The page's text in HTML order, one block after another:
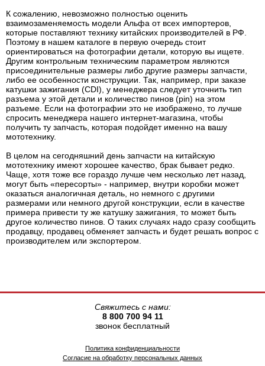
К сожалению, невозможно полностью оценить
взаимозаменяемость модели Альфа от всех импортеров,
которые поставляют технику китайских производителей в РФ.
Поэтому в нашем каталоге в первую очередь стоит
ориентироваться на фотографии детали, которую вы ищете.
Другим контрольным техническим параметром являются
присоединительные размеры либо другие размеры запчасти,
либо ее особенности конструкции. Так, например, при заказе
катушки зажигания (CDI), у менеджера следует уточнить тип
разъема у этой детали и количество пинов (pin) на этом
разъеме. Если на фотографии это не изображено, то лучше
спросить менеджера нашего интернет-магазина, чтобы
получить ту запчасть, которая подойдет именно на вашу
мототехнику.
В целом на сегодняшний день запчасти на китайскую
мототехнику имеют хорошее качество, брак бывает редко.
Чаще, хотя тоже все гораздо лучше чем несколько лет назад,
могут быть «пересорты» - например, внутри коробки может
оказаться аналогичная деталь, но немного с другими
размерами или немного другой конструкции, если в качестве
примера привести ту же катушку зажигания, то может быть
другое количество пинов. О таких случаях надо сразу сообщить
продавцу, продавец обменяет запчасть и будет решать вопрос с
производителем или экспортером.
Политика конфиденциальности
Согласие на обработку персональных данных
Свяжитесь с нами:
8 800 700 94 11
звонок бесплатный